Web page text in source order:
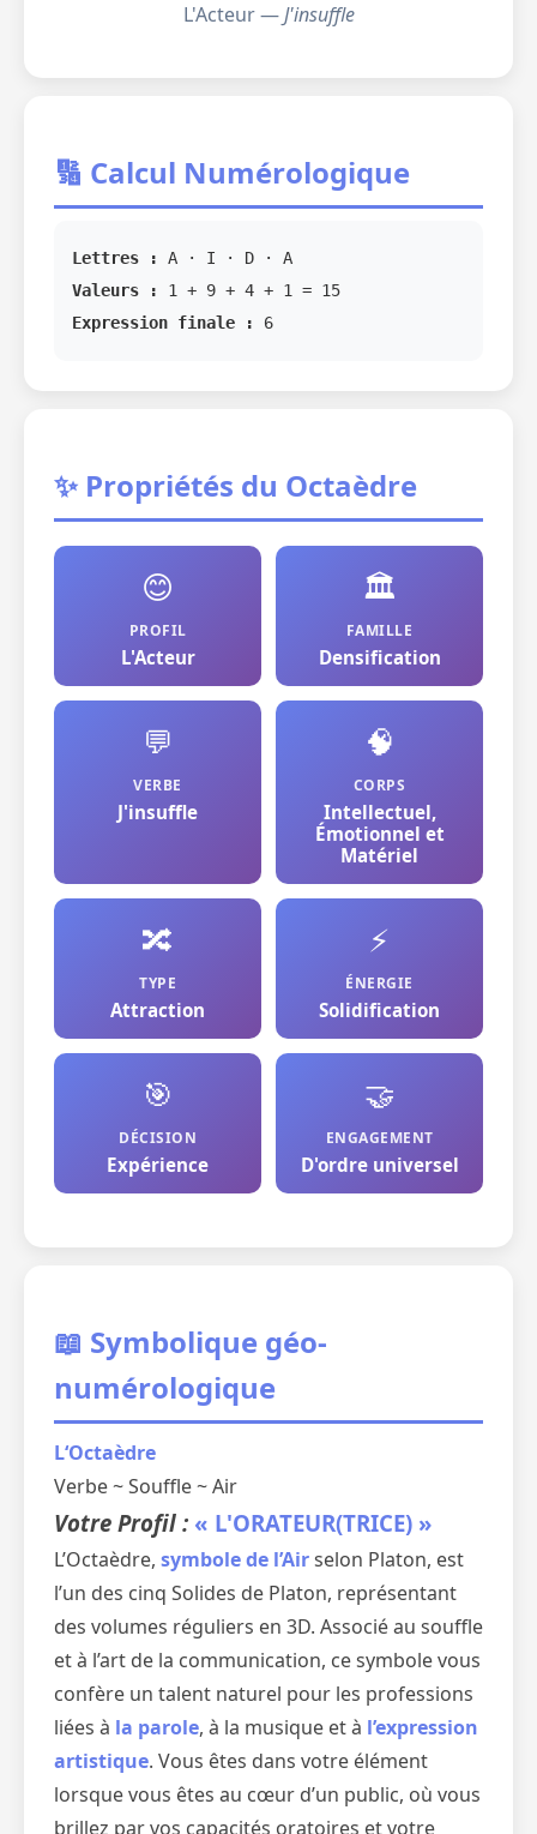
L'Acteur —J'insuffle
🔢 Calcul Numérologique
Lettres :
A · I · D · A
Valeurs :
1 + 9 + 4 + 1 = 15
Expression finale :
6
✨ Propriétés du Octaèdre
😊
PROFIL
L'Acteur
🏛️
FAMILLE
Densification
💬
VERBE
J'insuffle
🧠
CORPS
Intellectuel,
Émotionnel et
Matériel
🔀
TYPE
Attraction
⚡
ÉNERGIE
Solidification
🎯
DÉCISION
Expérience
🤝
ENGAGEMENT
D'ordre universel
📖 Symbolique géo-
numérologique
L‘Octaèdre
Verbe ~ Souffle ~ Air
Votre Profil : « L'ORATEUR(TRICE) »
L’Octaèdre, symbole de l’Airselon Platon, est
l’un des cinq Solides de Platon, représentant
des volumes réguliers en 3D. Associé au souffle
et à l’art de la communication, ce symbole vous
confère un talent naturel pour les professions
liées à la parole, à la musique et à l’expression
artistique. Vous êtes dans votre élément
lorsque vous êtes au cœur d’un public, où vous
brillez par vos capacités oratoires et votre